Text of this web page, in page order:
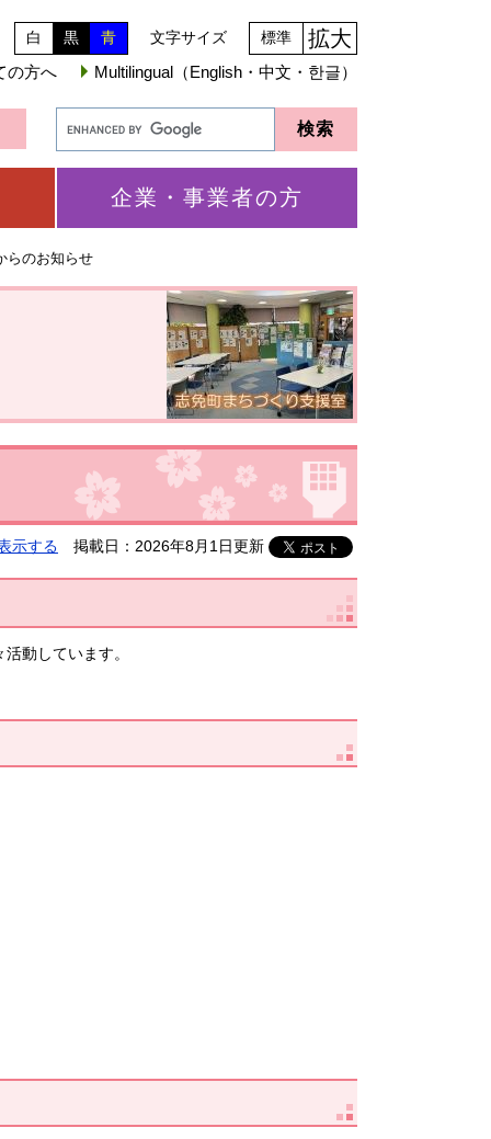
白 黒 青 文字サイズ 標準 拡大
の方へ Multilingual（English・中文・한글）
企業・事業者の方
らのお知らせ
示する 掲載日：2026年8月1日更新
動しています。